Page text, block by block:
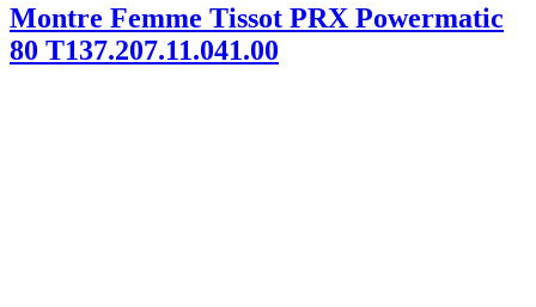
Montre Femme Tissot PRX Powermatic
80 T137.207.11.041.00